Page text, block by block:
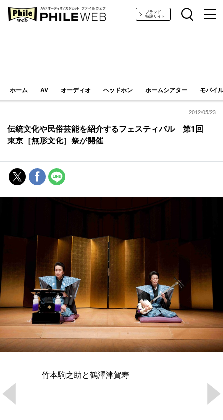
PHILE WEB｜AV/オーディオ/ガジェットブランド
特設サイト
ホーム AV オーディオ ヘッドホン ホームシアター モバイ
2012/05/23
伝統文化や民俗芸能を紹介するフェスティバル 第1回
東京［無形文化］祭が開催
竹本駒之助と鶴澤津賀寿